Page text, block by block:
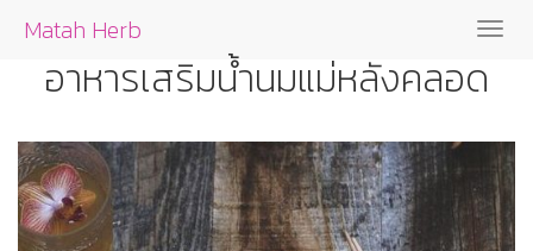
Matah Herb
เปิด
อาหารเสริมน้ำนมแม่หลังคลอด